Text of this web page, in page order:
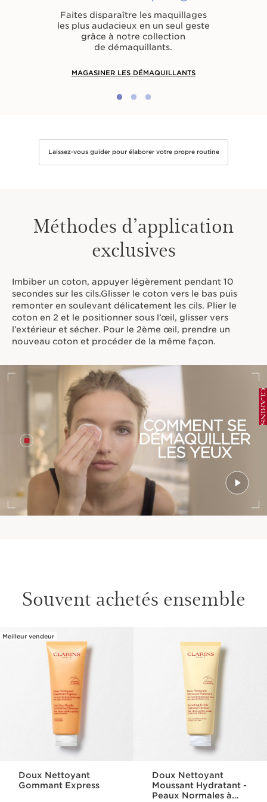
Faites disparaître les maquillages
les plus audacieux en un seul geste
grâce à notre collection
de démaquillants.
MAGASINER LES DÉMAQUILLANTS
Laissez-vous guider pour élaborer votre propre routine
Méthodes d’application
exclusives
Imbiber un coton, appuyer légèrement pendant 10
secondes sur les cils.Glisser le coton vers le bas puis
remonter en soulevant délicatement les cils. Plier le
coton en 2 et le positionner sous l’œil, glisser vers
l’extérieur et sécher. Pour le 2ème œil, prendre un
nouveau coton et procéder de la même façon.
Souvent achetés ensemble
ALLER AU CONTENU
Meilleur vendeur
Doux Nettoyant
Gommant Express
Doux Nettoyant
Moussant Hydratant -
Peaux Normales à